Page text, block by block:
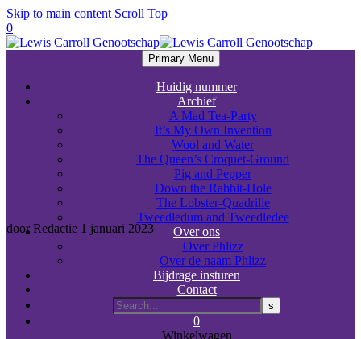
Skip to main content Scroll Top
0
Primary Menu
Huidig nummer
Archief
A Mad Tea-Party
It’s My Own Invention
Wool and Water
The Queen’s Croquet-Ground
Pig and Pepper
Down the Rabbit-Hole
The Lobster-Quadrille
Tweedledum and Tweedledee
Over ons
Over Phlizz
Over de naam Phlizz
Bijdrage insturen
Contact
0
Winkelwagen
door Redactie 1 januari 2023